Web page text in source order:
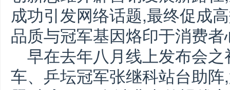
成功引发网络话题,最终促成
品质与冠军基因烙印于消费者
早在去年八月线上发布会
车、乒坛冠军张继科站台助